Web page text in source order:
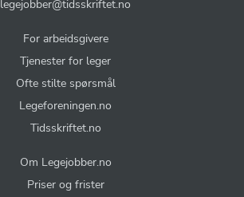
legejobber@tidsskriftet.no
For arbeidsgivere
Tjenester for leger
Ofte stilte spørsmål
Legeforeningen.no
Tidsskriftet.no
Om Legejobber.no
Priser og frister